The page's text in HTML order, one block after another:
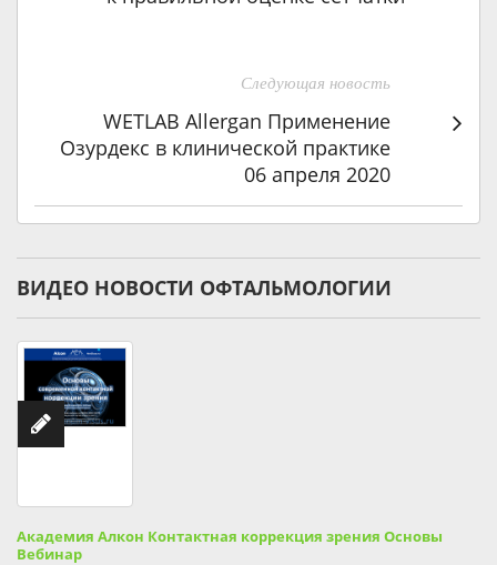
Следующая новость
WETLAB Allergan Применение
Озурдекс в клинической практике
06 апреля 2020
ВИДЕО НОВОСТИ ОФТАЛЬМОЛОГИИ
Академия Алкон Контактная коррекция зрения Основы
Вебинар